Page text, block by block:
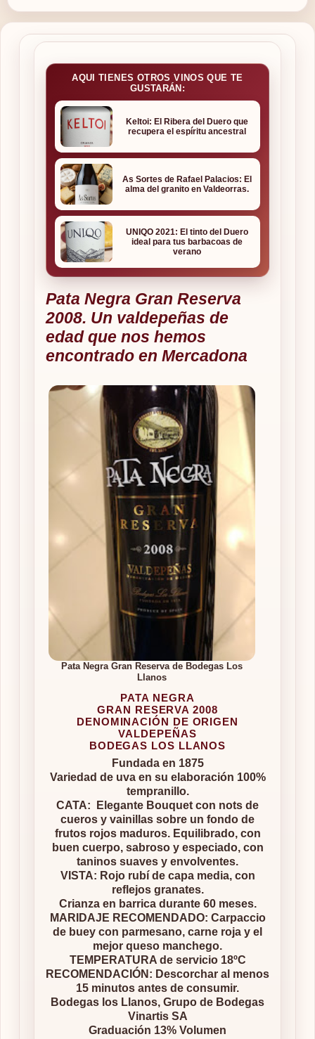
AQUI TIENES OTROS VINOS QUE TE
GUSTARÁN:
Keltoi: El Ribera del Duero que
recupera el espíritu ancestral
As Sortes de Rafael Palacios: El
alma del granito en Valdeorras.
UNIQO 2021: El tinto del Duero
ideal para tus barbacoas de
verano
Pata Negra Gran Reserva
2008. Un valdepeñas de
edad que nos hemos
encontrado en Mercadona
Pata Negra Gran Reserva de Bodegas Los
Llanos
PATA NEGRA
GRAN RESERVA 2008
DENOMINACIÓN DE ORIGEN
VALDEPEÑAS
BODEGAS LOS LLANOS
Fundada en 1875
Variedad de uva en su elaboración 100%
tempranillo.
CATA: Elegante Bouquet con nots de
cueros y vainillas sobre un fondo de
frutos rojos maduros. Equilibrado, con
buen cuerpo, sabroso y especiado, con
taninos suaves y envolventes.
VISTA: Rojo rubí de capa media, con
reflejos granates.
Crianza en barrica durante 60 meses.
MARIDAJE RECOMENDADO: Carpaccio
de buey con parmesano, carne roja y el
mejor queso manchego.
TEMPERATURA de servicio 18ºC
RECOMENDACIÓN: Descorchar al menos
15 minutos antes de consumir.
Bodegas los Llanos, Grupo de Bodegas
Vinartis SA
Graduación 13% Volumen